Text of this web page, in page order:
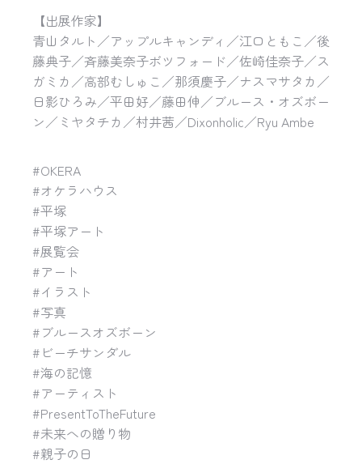
【出展作家】
青山タルト／アップルキャンディ／江口ともこ／後
藤典子／斉藤美奈子ボツフォード／佐崎佳奈子／ス
ガミカ／高部むしゅこ／那須慶子／ナスマサタカ／
日影ひろみ／平田好／藤田伸／ブルース・オズボー
ン／ミヤタチカ／村井茜／Dixonholic／Ryu Ambe
#OKERA
#オケラハウス
#平塚
#平塚アート
#展覧会
#アート
#イラスト
#写真
#ブルースオズボーン
#ビーチサンダル
#海の記憶
#アーティスト
#PresentToTheFuture
#未来への贈り物
#親子の日